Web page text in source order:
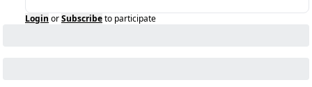
Login orSubscribeto participate